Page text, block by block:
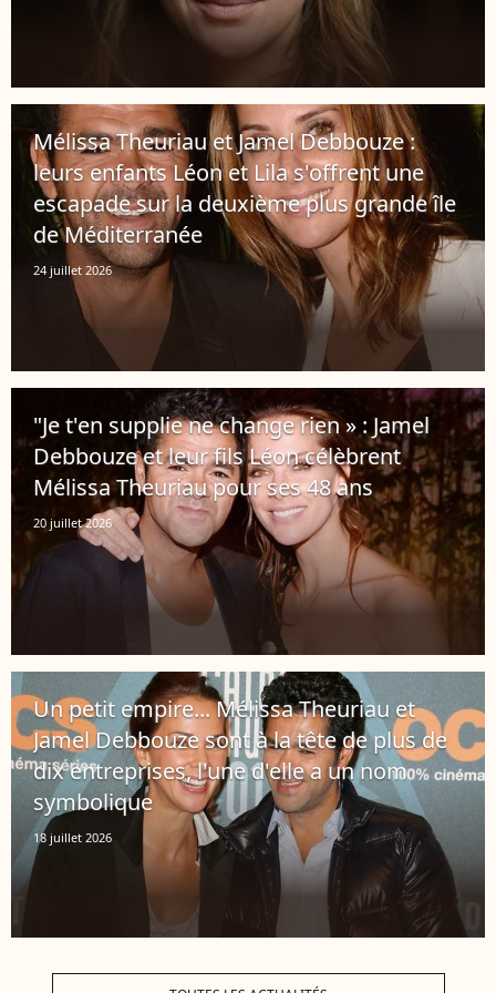
Mélissa Theuriau et Jamel Debbouze :
leurs enfants Léon et Lila s'offrent une
escapade sur la deuxième plus grande île
de Méditerranée
24 juillet 2026
"Je t'en supplie ne change rien » : Jamel
Debbouze et leur fils Léon célèbrent
Mélissa Theuriau pour ses 48 ans
20 juillet 2026
Un petit empire... Mélissa Theuriau et
Jamel Debbouze sont à la tête de plus de
dix entreprises, l'une d'elle a un nom
symbolique
18 juillet 2026